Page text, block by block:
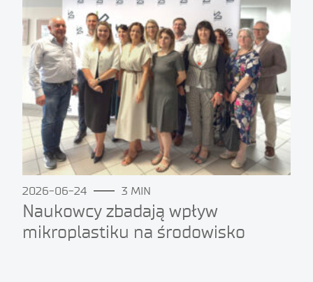
2026-06-24 3 MIN
Naukowcy zbadają wpływ
mikroplastiku na środowisko